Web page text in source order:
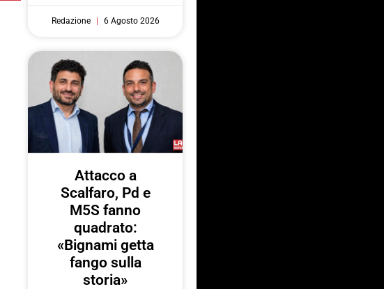
Redazione 6 Agosto 2026
Attacco a
Scalfaro, Pd e
M5S fanno
quadrato:
«Bignami getta
fango sulla
storia»